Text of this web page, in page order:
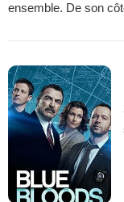
ensemble. De son